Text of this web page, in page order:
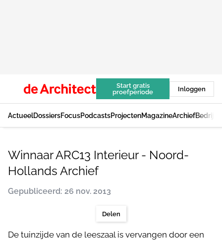
Start gratis
proefperiode
Inloggen
ActueelDossiersFocusPodcastsProjectenMagazineArchief
Winnaar ARC13 Interieur - Noord-
Hollands Archief
Gepubliceerd: 26 nov. 2013
Delen
De tuinzijde van de leeszaal is vervangen door een